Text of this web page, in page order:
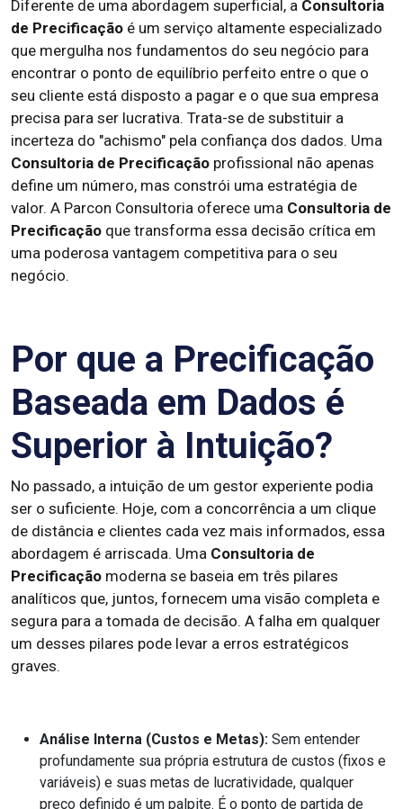
Diferente de uma abordagem superficial, a Consultoria
de Precificação é um serviço altamente especializado
que mergulha nos fundamentos do seu negócio para
encontrar o ponto de equilíbrio perfeito entre o que o
seu cliente está disposto a pagar e o que sua empresa
precisa para ser lucrativa. Trata-se de substituir a
incerteza do "achismo" pela confiança dos dados. Uma
Consultoria de Precificação profissional não apenas
define um número, mas constrói uma estratégia de
valor. A Parcon Consultoria oferece uma Consultoria de
Precificação que transforma essa decisão crítica em
uma poderosa vantagem competitiva para o seu
negócio.
Por que a Precificação
Baseada em Dados é
Superior à Intuição?
No passado, a intuição de um gestor experiente podia
ser o suficiente. Hoje, com a concorrência a um clique
de distância e clientes cada vez mais informados, essa
abordagem é arriscada. Uma Consultoria de
Precificação moderna se baseia em três pilares
analíticos que, juntos, fornecem uma visão completa e
segura para a tomada de decisão. A falha em qualquer
um desses pilares pode levar a erros estratégicos
graves.
Análise Interna (Custos e Metas): Sem entender
profundamente sua própria estrutura de custos (fixos e
variáveis) e suas metas de lucratividade, qualquer
preço definido é um palpite. É o ponto de partida de